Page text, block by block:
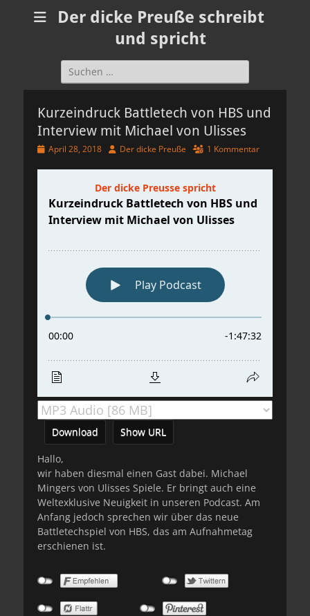
Der dicke Preuße schreibt
und spricht
Suchen
nach:
Kurzeindruck Battletech von HBS und
Interview mit Michael von Ulisses
Veröffentlicht
April 28, 2018 AutorDer dicke Preuße 1 Kommentar
Download Show URL
Hallo,
wir haben diesmal einen Gast dabei. Michael
Mingers von Ulisses Spiele. Er bringt auch eine
Weltexklusive Neuigkeit in unseren Podcast. Am
Anfang jedoch sprechen wir über das neue
Battletechspiel von HBS, das am Aufnahmetag
erschienen ist.